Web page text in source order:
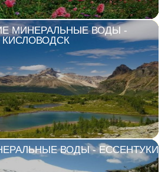
МИНЕРАЛЬНЫЕ ВОДЫ -
КИСЛОВОДСК
ВОДЫ - ЕССЕНТУКИ